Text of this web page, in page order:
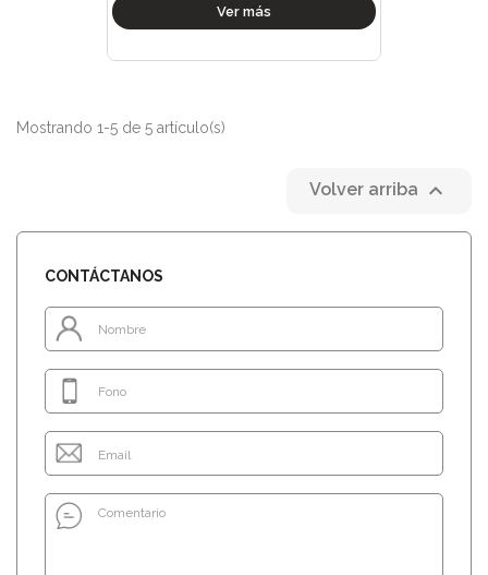
CONTÁCTANOS
Ver más
Mostrando 1-5 de 5 artículo(s)
Volver arriba 